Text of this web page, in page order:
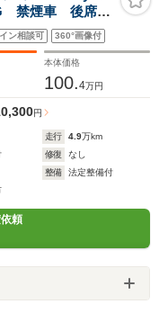
禁煙車 後席モ
電動ドア クル
オートライト
AW
ン相談可 360°画像付
本体価格
100.4万円
円
走行 4.9万km
修復
なし
整備
法定整備付
頼